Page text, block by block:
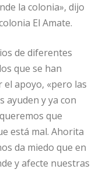
la colonia», dijo
El Amate.
de diferentes
que se han
apoyo, «pero las
ayuden y ya con
que
está mal. Ahorita
da miedo que en
y afecte nuestras